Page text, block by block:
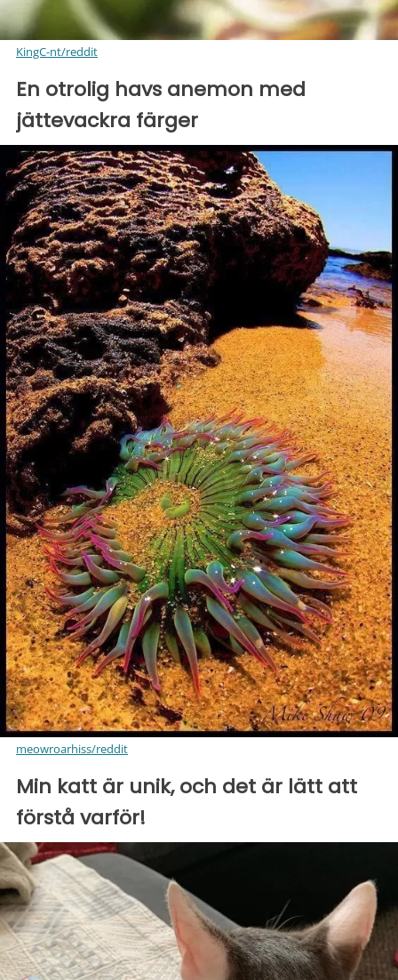
KingC-nt/reddit
En otrolig havs anemon med
jättevackra färger
meowroarhiss/reddit
Min katt är unik, och det är lätt att
förstå varför!